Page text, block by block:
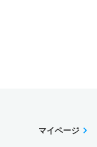
マイページ